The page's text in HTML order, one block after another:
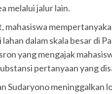
melalui jalur lain.
dalam skala besar di
yang mengajak
pertanyaan yang
Sudaryono meninggalkan